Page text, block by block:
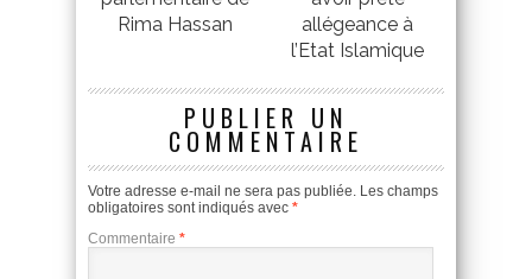
Rima Hassan
allégeance à
l’Etat Islamique
PUBLIER UN
COMMENTAIRE
Votre adresse e-mail ne sera pas publiée. Les champs
obligatoires sont indiqués avec *
Commentaire *